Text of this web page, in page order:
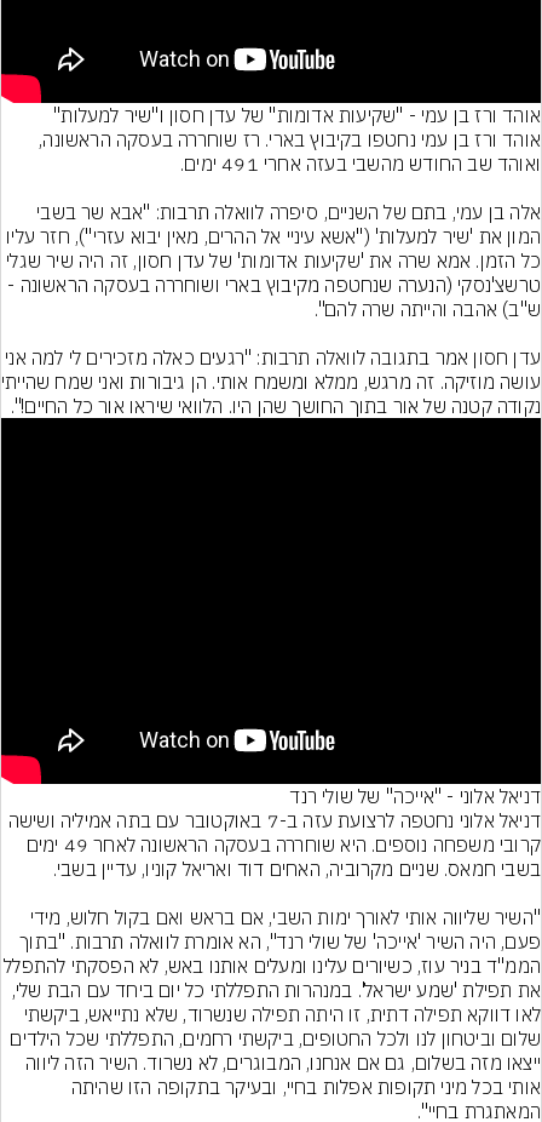
של עדן חסון ו"שיר למעלות"
אוהד ורז בן עמי נחטפו בקיבוץ בארי. רז שוחררה בעסקה הראשונה,
ואוהד שב החודש מהשבי בעזה אחרי 491 ימים.
המון את 'שיר למעלות' ("אשא עיניי אל ההרים, מאין יבוא עזרי"), חזר עליו
כל הזמן. אמא שרה את 'שקיעות אדומות' של עדן חסון, זה היה שיר שגלי
טרשצ'נסקי (הנערה שנחטפה מקיבוץ בארי ושוחררה בעסקה הראשונה -
עדן חסון אמר בתגובה לוואלה תרבות: "רגעים כאלה מזכירים לי למה אני
עושה מוזיקה. זה מרגש, ממלא ומשמח אותי. הן גיבורות ואני שמח שהייתי
היו. הלוואי שיראו אור כל החיים!".
דניאל אלוני נחטפה לרצועת עזה ב-7 באוקטובר עם בתה אמיליה ושישה
קרובי משפחה נוספים. היא שוחררה בעסקה הראשונה לאחר 49 ימים
"השיר שליווה אותי לאורך ימות השבי, אם בראש ואם בקול חלוש, מידי
פעם, היה השיר 'אייכה' של שולי רנד", הא אומרת לוואלה תרבות. "בתוך
הממ"ד בניר עוז, כשיורים עלינו ומעלים אותנו באש, לא הפסקתי להתפלל
את תפילת 'שמע ישראל'. במנהרות התפללתי כל יום ביחד עם הבת שלי,
לאו דווקא תפילה דתית, זו היתה תפילה שנשרוד, שלא נתייאש, ביקשתי
שלום וביטחון לנו ולכל החטופים, ביקשתי רחמים, התפללתי שכל הילדים
ייצאו מזה בשלום, גם אם אנחנו, המבוגרים, לא נשרוד. השיר הזה ליווה
אותי בכל מיני תקופות אפלות בחיי, ובעיקר בתקופה הזו שהיתה